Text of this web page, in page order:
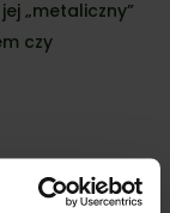
„metaliczny”
czy